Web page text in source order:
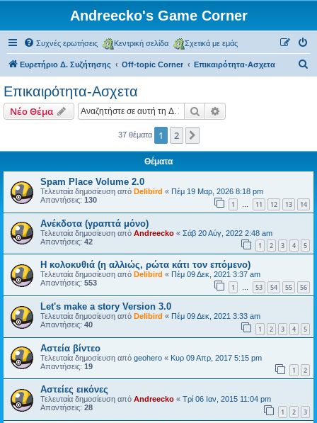
Andreecko's Game Corner
Συχνές ερωτήσεις Κεντρική σελίδα Σχετικά με εμάς
Ευρετήριο Δ. Συζήτησης Off-topic Corner Επικαιρότητα-Ασχετα
η
Επικαιρότητα-Ασχετα
Νέο Θέμα Αναζήτηση
37 θέματα 1 2
Θέματα
Spam Place Volume 2.0
Τελευταία δημοσίευση από Delibird « Πέμ 19 Μαρ, 2026 8:18 pm
Απαντήσεις: 130 1 … 11 12 13 14
Ανέκδοτα (γραπτά μόνο)
Τελευταία δημοσίευση από Andreecko « Σάβ 20 Αύγ, 2022 2:48 am
Απαντήσεις: 42 1 2 3 4 5
Η κολοκυθιά (η αλλιώς, ρώτα κάτι τον επόμενο)
Τελευταία δημοσίευση από Delibird « Πέμ 09 Δεκ, 2021 3:37 am
Απαντήσεις: 553 1 … 53 54 55 56
Let's make a story Version 3.0
Τελευταία δημοσίευση από Delibird « Πέμ 09 Δεκ, 2021 3:33 am
Απαντήσεις: 40 1 2 3 4 5
Αστεία βίντεο
Τελευταία δημοσίευση από geohero « Κυρ 09 Απρ, 2017 5:15 pm
Απαντήσεις: 19 1 2
Αστείες εικόνες
Τελευταία δημοσίευση από Andreecko « Τρί 06 Ιαν, 2015 11:04 pm
Απαντήσεις: 28 1 2 3